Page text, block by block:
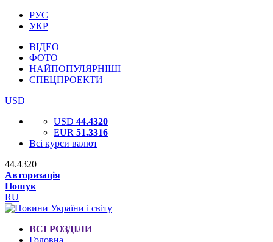
РУС
УКР
ВІДЕО
ФОТО
НАЙПОПУЛЯРНІШІ
СПЕЦПРОЕКТИ
USD
USD 44.4320
EUR 51.3316
Всі курси валют
44.4320
Авторизація
Пошук
RU
ВСІ РОЗДІЛИ
Головна